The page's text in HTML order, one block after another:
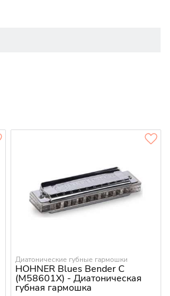
Диатонические губные гармошки
HOHNER Blues Bender C
(M58601X) - Диатоническая
губная гармошка